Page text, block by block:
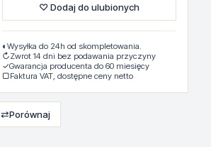
♡ Dodaj do ulubionych
◐ Wysyłka do 24h od skompletowania.
↻Zwrot 14 dni bez podawania przyczyny
✓Gwarancja producenta do 60 miesięcy
▢Faktura VAT, dostępne ceny netto
⇄Porównaj